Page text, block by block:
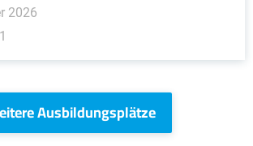
2026
Ausbildungsplätze